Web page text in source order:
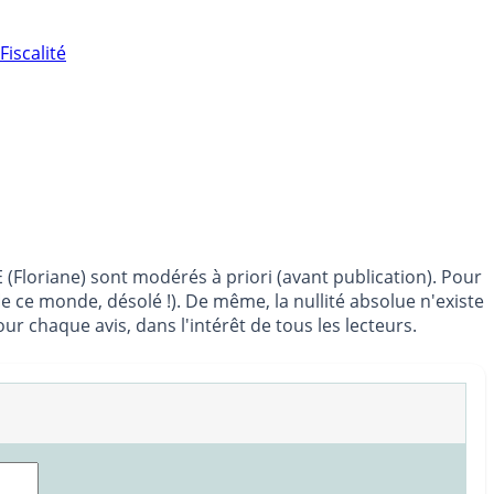
(Floriane) sont modérés à priori (avant publication). Pour
monde, désolé !). De même, la nullité absolue n'existe
chaque avis, dans l'intérêt de tous les lecteurs.